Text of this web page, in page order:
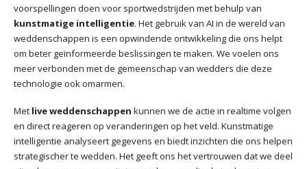
voorspellingen doen voor sportwedstrijden met behulp van
kunstmatige intelligentie. Het gebruik van AI in de wereld van
weddenschappen is een opwindende ontwikkeling die ons helpt
om beter geïnformeerde beslissingen te maken. We voelen ons
meer verbonden met de gemeenschap van wedders die deze
technologie ook omarmen.
Met live weddenschappen kunnen we de actie in realtime volgen
en direct reageren op veranderingen op het veld. Kunstmatige
intelligentie analyseert gegevens en biedt inzichten die ons helpen
strategischer te wedden. Het geeft ons het vertrouwen dat we deel